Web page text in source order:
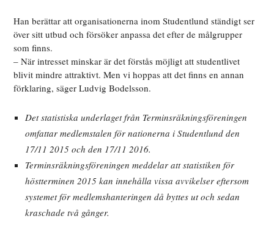
Han berättar att organisationerna inom Studentlund ständigt ser
över sitt utbud och försöker anpassa det efter de målgrupper
som finns.
– När intresset minskar är det förstås möjligt att studentlivet
blivit mindre attraktivt. Men vi hoppas att det finns en annan
förklaring, säger Ludvig Bodelsson.
Det statistiska underlaget från Terminsräkningsföreningen
omfattar medlemstalen för nationerna i Studentlund den
17/11 2015 och den 17/11 2016.
Terminsräkningsföreningen meddelar att statistiken för
höstterminen 2015 kan innehålla vissa avvikelser eftersom
systemet för medlemshanteringen då byttes ut och sedan
kraschade två gånger.